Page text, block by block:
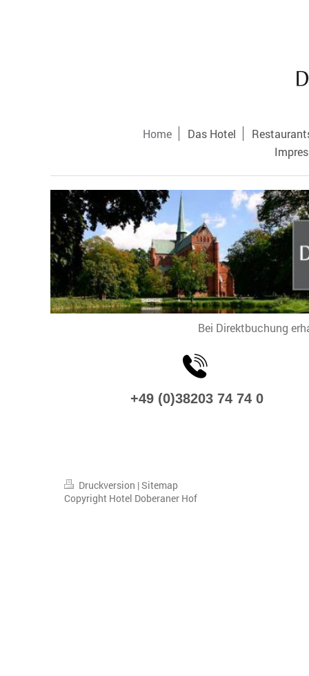
Home Das Hotel
Bei Direktbuchung
+49 (0)38203 74 74 0
Druckversion |Sitemap
Copyright Hotel Doberaner Hof